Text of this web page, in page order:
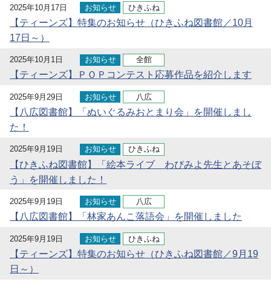
2025年10月17日 お知らせ ひきふね
【ティーンズ】特集のお知らせ（ひきふね図書館／10月
17日～）
2025年10月1日 お知らせ 全館
【ティーンズ】ＰＯＰコンテスト応募作品を紹介します
2025年9月29日 お知らせ 八広
【八広図書館】「ぬいぐるみおとまり会」を開催しまし
た！
2025年9月19日 お知らせ ひきふね
【ひきふね図書館】「絵本ライブ わびみよ先生とあそぼ
う」を開催しました！
2025年9月19日 お知らせ 八広
【八広図書館】「林家あんこ落語会」を開催しました
2025年9月19日 お知らせ ひきふね
【ティーンズ】特集のお知らせ（ひきふね図書館／9月19
日～）